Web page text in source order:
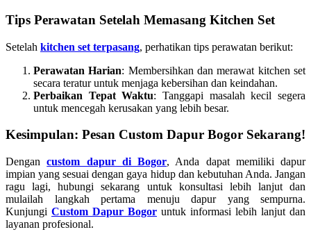
Tips Perawatan Setelah Memasang Kitchen Set
Setelah kitchen set terpasang, perhatikan tips perawatan berikut:
Perawatan Harian: Membersihkan dan merawat kitchen set
secara teratur untuk menjaga kebersihan dan keindahan.
Perbaikan Tepat Waktu: Tanggapi masalah kecil segera
untuk mencegah kerusakan yang lebih besar.
Kesimpulan: Pesan Custom Dapur Bogor Sekarang!
Dengancustom dapur di Bogor, Anda dapat memiliki dapur
impian yang sesuai dengan gaya hidup dan kebutuhan Anda. Jangan
ragu lagi, hubungi sekarang untuk konsultasi lebih lanjut dan
mulailah langkah pertama menuju dapur yang sempurna.
Kunjungi Custom Dapur Bogor untuk informasi lebih lanjut dan
layanan profesional.